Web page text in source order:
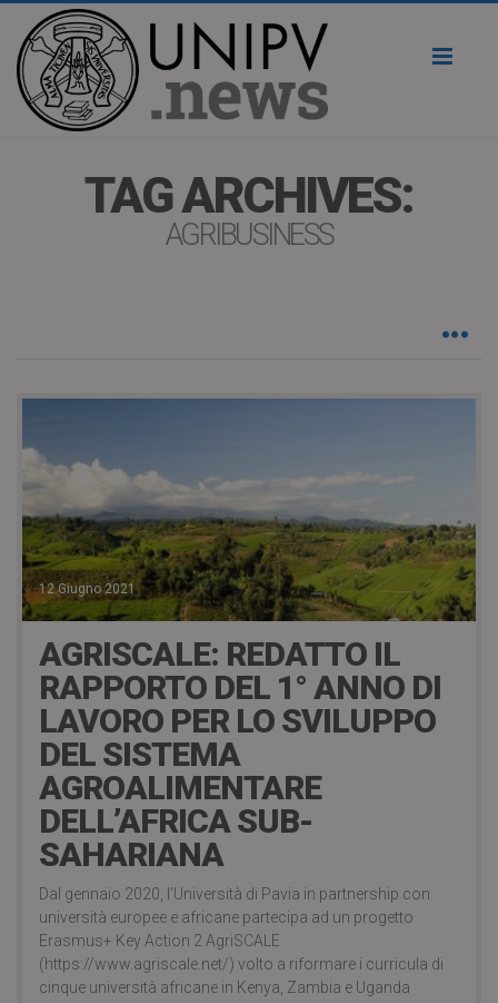
TAG ARCHIVES:
AGRIBUSINESS
12 Giugno 2021
AGRISCALE: REDATTO IL
RAPPORTO DEL 1° ANNO DI
LAVORO PER LO SVILUPPO
DEL SISTEMA
AGROALIMENTARE
DELL’AFRICA SUB-
SAHARIANA
Dal gennaio 2020, l’Università di Pavia in partnership con
università europee e africane partecipa ad un progetto
Erasmus+ Key Action 2 AgriSCALE
(https://www.agriscale.net/) volto a riformare i curricula di
cinque università africane in Kenya, Zambia e Uganda